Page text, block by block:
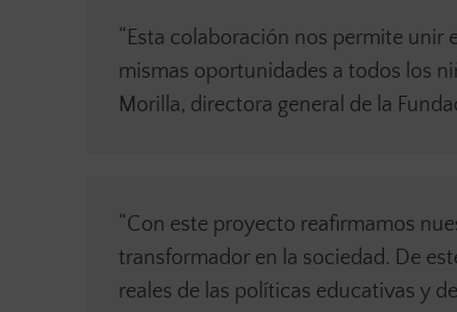
“Esta colaboración nos permite
mismas oportunidades a todos los
Morilla, directora general de la
“Con este proyecto reafirmamos
transformador en la sociedad. De
reales de las políticas educativas y